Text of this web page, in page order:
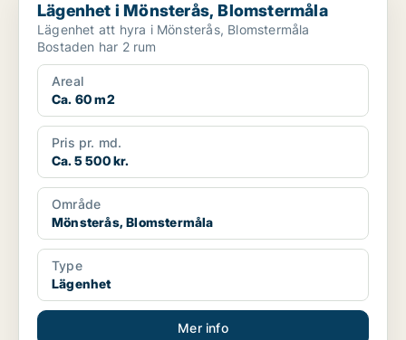
Lägenhet i Mönsterås, Blomstermåla
Lägenhet att hyra i Mönsterås, Blomstermåla
Bostaden har 2 rum
Areal
Ca. 60 m2
Pris pr. md.
Ca. 5 500 kr.
Område
Mönsterås, Blomstermåla
Type
Lägenhet
Mer info